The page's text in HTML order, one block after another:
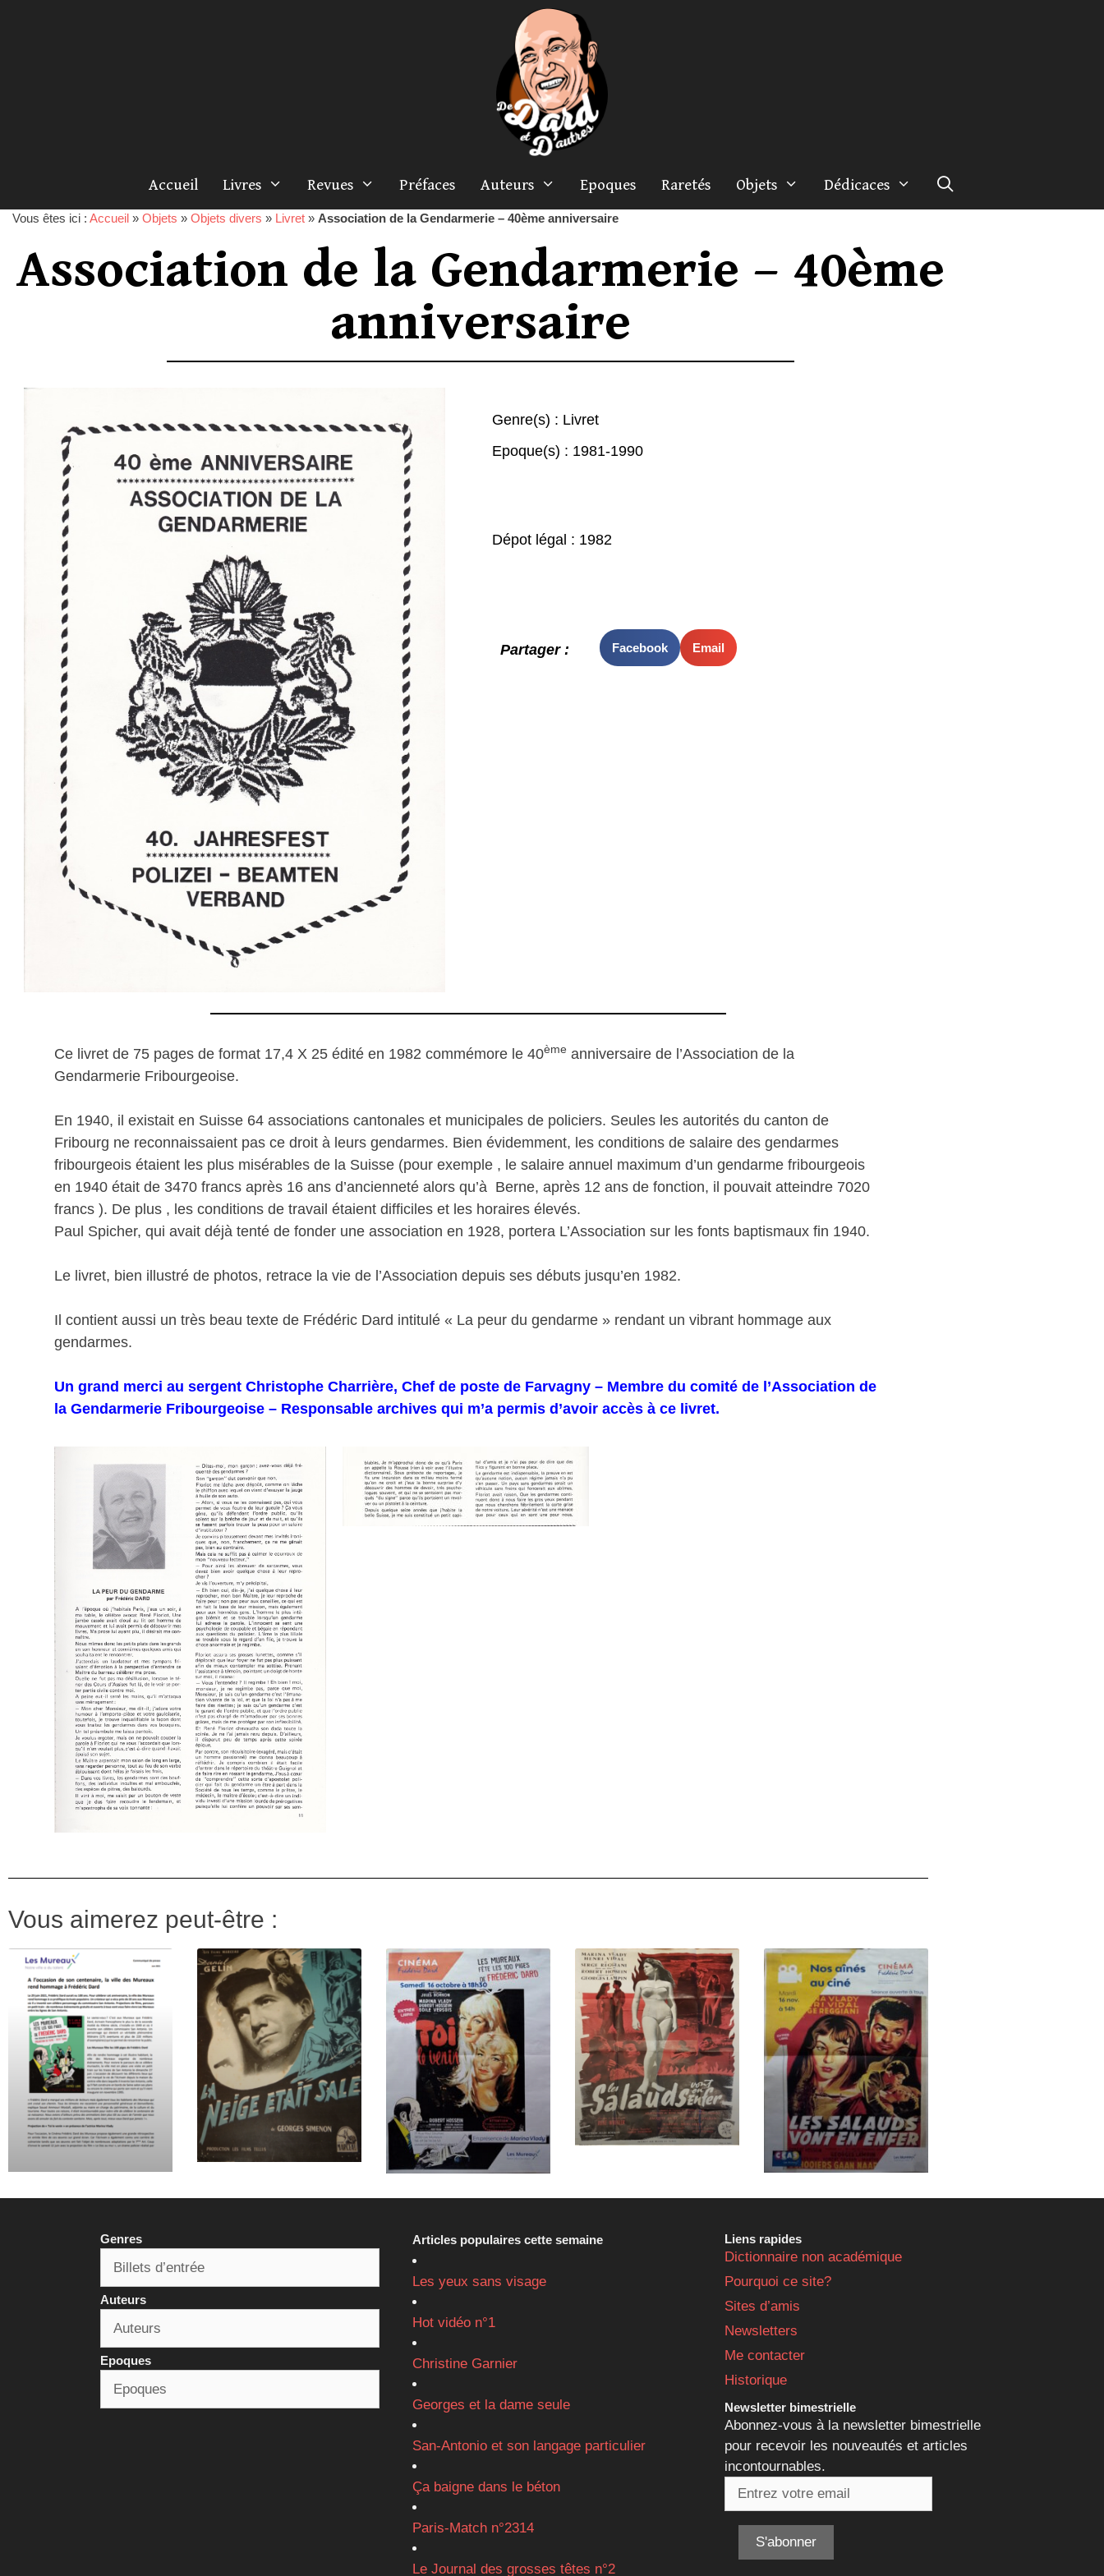
Accueil Livres Revues Préfaces Auteurs Epoques Raretés Objets Dédicaces
Vous êtes ici : Accueil » Objets » Objets divers » Livret » Association de la Gendarmerie – 40ème anniversaire
Association de la Gendarmerie – 40ème
anniversaire
Genre(s) : Livret
Epoque(s) : 1981-1990
Dépot légal : 1982
Partager : Facebook Email
Ce livret de 75 pages de format 17,4 X 25 édité en 1982 commémore le 40ème anniversaire de l’Association de la
Gendarmerie Fribourgeoise.
En 1940, il existait en Suisse 64 associations cantonales et municipales de policiers. Seules les autorités du canton de
Fribourg ne reconnaissaient pas ce droit à leurs gendarmes. Bien évidemment, les conditions de salaire des gendarmes
fribourgeois étaient les plus misérables de la Suisse (pour exemple , le salaire annuel maximum d’un gendarme fribourgeois
en 1940 était de 3470 francs après 16 ans d’ancienneté alors qu’à Berne, après 12 ans de fonction, il pouvait atteindre 7020
francs ). De plus , les conditions de travail étaient difficiles et les horaires élevés.
Paul Spicher, qui avait déjà tenté de fonder une association en 1928, portera L’Association sur les fonts baptismaux fin 1940.
Le livret, bien illustré de photos, retrace la vie de l’Association depuis ses débuts jusqu’en 1982.
Il contient aussi un très beau texte de Frédéric Dard intitulé « La peur du gendarme » rendant un vibrant hommage aux
gendarmes.
Un grand merci au sergent Christophe Charrière, Chef de poste de Farvagny – Membre du comité de l’Association de
la Gendarmerie Fribourgeoise – Responsable archives qui m’a permis d’avoir accès à ce livret.
Vous aimerez peut-être :
Genres
Auteurs
Epoques
Articles populaires cette semaine
Les yeux sans visage
Hot vidéo n°1
Christine Garnier
Georges et la dame seule
San-Antonio et son langage particulier
Ça baigne dans le béton
Paris-Match n°2314
Le Journal des grosses têtes n°2
Liens rapides
Dictionnaire non académique
Pourquoi ce site?
Sites d’amis
Newsletters
Me contacter
Historique
Newsletter bimestrielle
Abonnez-vous à la newsletter bimestrielle
pour recevoir les nouveautés et articles
incontournables.